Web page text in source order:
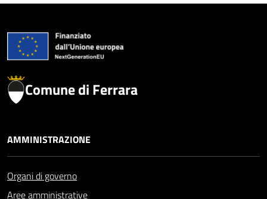
Comune di Ferrara
AMMINISTRAZIONE
Organi di governo
Aree amministrative